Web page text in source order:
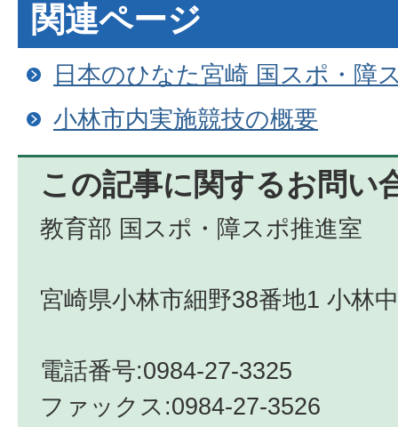
関連ページ
日本のひなた宮崎 国スポ・障
小林市内実施競技の概要
この記事に関するお問い
教育部 国スポ・障スポ推進室
宮崎県小林市細野38番地1 小林
電話番号:0984-27-3325
ファックス:0984-27-3526